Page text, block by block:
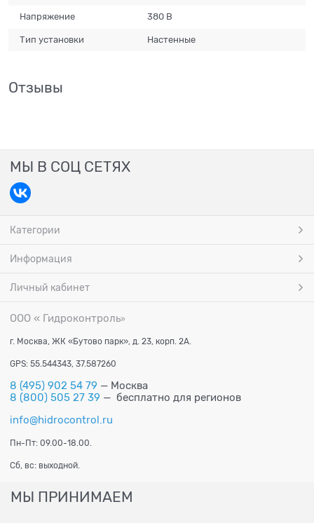
Напряжение 380 В
Тип установки Настенные
Отзывы
МЫ В СОЦ СЕТЯХ
Категории
Информация
Личный кабинет
ООО « Гидроконтроль»
г. Москва, ЖК «Бутово парк», д. 23, корп. 2А.
GPS: 55.544343, 37.587260
8 (495) 902 54 79 — Москва
8 (800) 505 27 39 — бесплатно для регионов
info@hidrocontrol.ru
Пн-Пт: 09.00-18.00.
Сб, вс: выходной.
МЫ ПРИНИМАЕМ